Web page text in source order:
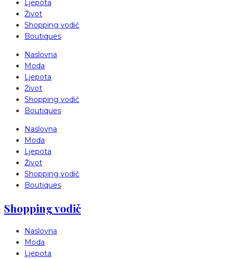
Ljepota
Život
Shopping vodič
Boutiques
Naslovna
Moda
Ljepota
Život
Shopping vodič
Boutiques
Naslovna
Moda
Ljepota
Život
Shopping vodič
Boutiques
Shopping vodič
Naslovna
Moda
Ljepota